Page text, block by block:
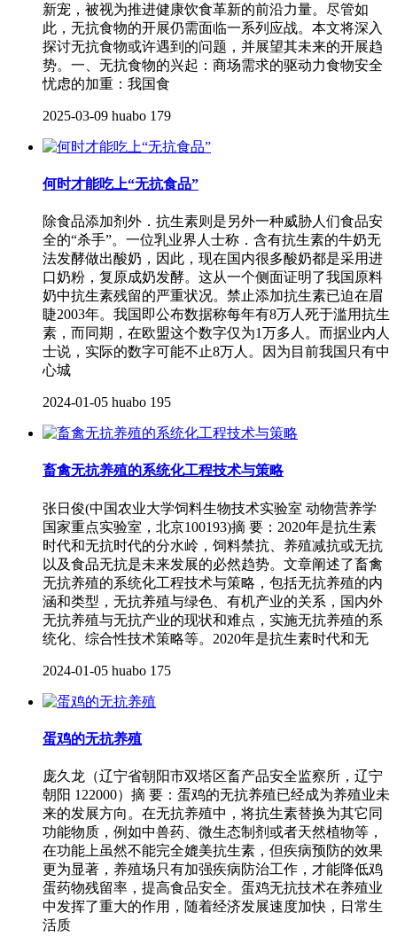
新宠，被视为推进健康饮食革新的前沿力量。尽管如
此，无抗食物的开展仍需面临一系列应战。本文将深入
探讨无抗食物或许遇到的问题，并展望其未来的开展趋
势。一、无抗食物的兴起：商场需求的驱动力食物安全
忧虑的加重：我国食
2025-03-09 huabo 179
何时才能吃上“无抗食品”
除食品添加剂外．抗生素则是另外一种威胁人们食品安
全的“杀手”。一位乳业界人士称．含有抗生素的牛奶无
法发酵做出酸奶，因此，现在国内很多酸奶都是采用进
口奶粉，复原成奶发酵。这从一个侧面证明了我国原料
奶中抗生素残留的严重状况。禁止添加抗生素已迫在眉
睫2003年。我国即公布数据称每年有8万人死于滥用抗生
素，而同期，在欧盟这个数字仅为1万多人。而据业内人
士说，实际的数字可能不止8万人。因为目前我国只有中
心城
2024-01-05 huabo 195
畜禽无抗养殖的系统化工程技术与策略
张日俊(中国农业大学饲料生物技术实验室 动物营养学
国家重点实验室，北京100193)摘 要：2020年是抗生素
时代和无抗时代的分水岭，饲料禁抗、养殖减抗或无抗
以及食品无抗是未来发展的必然趋势。文章阐述了畜禽
无抗养殖的系统化工程技术与策略，包括无抗养殖的内
涵和类型，无抗养殖与绿色、有机产业的关系，国内外
无抗养殖与无抗产业的现状和难点，实施无抗养殖的系
统化、综合性技术策略等。2020年是抗生素时代和无
2024-01-05 huabo 175
蛋鸡的无抗养殖
庞久龙（辽宁省朝阳市双塔区畜产品安全监察所，辽宁
朝阳 122000）摘 要：蛋鸡的无抗养殖已经成为养殖业未
来的发展方向。在无抗养殖中，将抗生素替换为其它同
功能物质，例如中兽药、微生态制剂或者天然植物等，
在功能上虽然不能完全媲美抗生素，但疾病预防的效果
更为显著，养殖场只有加强疾病防治工作，才能降低鸡
蛋药物残留率，提高食品安全。蛋鸡无抗技术在养殖业
中发挥了重大的作用，随着经济发展速度加快，日常生
活质